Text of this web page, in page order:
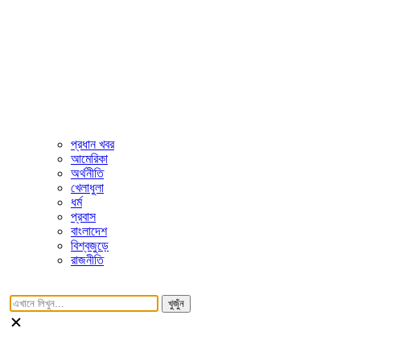
প্রধান খবর
আমেরিকা
অর্থনীতি
খেলাধুলা
ধর্ম
প্রবাস
বাংলাদেশ
বিশ্বজুড়ে
রাজনীতি
খুজুঁন